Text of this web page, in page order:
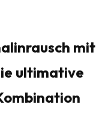
mit
ultimative